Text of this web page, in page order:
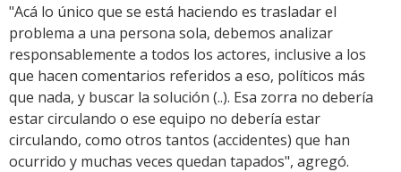
"Acá lo único que se está haciendo es trasladar el
problema a una persona sola, debemos analizar
responsablemente a todos los actores, inclusive a los
que hacen comentarios referidos a eso, políticos más
que nada, y buscar la solución (..). Esa zorra no debería
estar circulando o ese equipo no debería estar
circulando, como otros tantos (accidentes) que han
ocurrido y muchas veces quedan tapados", agregó.